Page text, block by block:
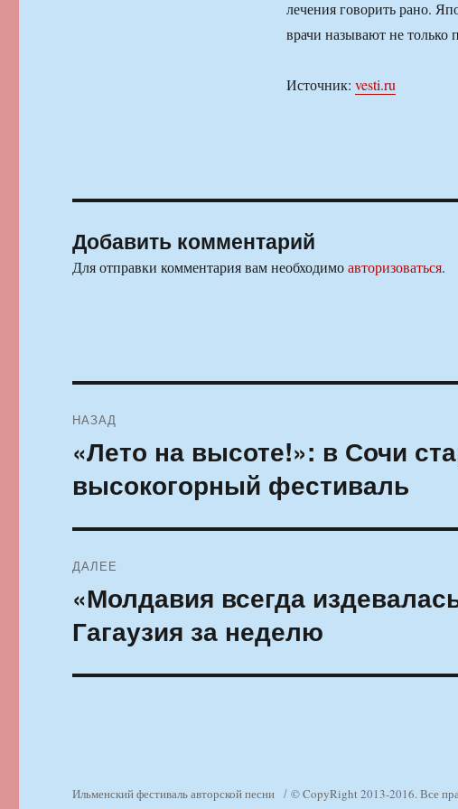
лечения говорить рано.
врачи называют не только
Источник: vesti.ru
Добавить комментарий
Для отправки комментария вам необходимоавторизоваться.
по
записям
НАЗАД
Предыдущая
«Лето на высоте!»: в Сочи
высокогорный фестиваль
ДАЛЕЕ
Следующая
«Молдавия всегда
Гагаузия за неделю
Ильменский фестиваль авторской песни © CopyRight 2013-2016. Все